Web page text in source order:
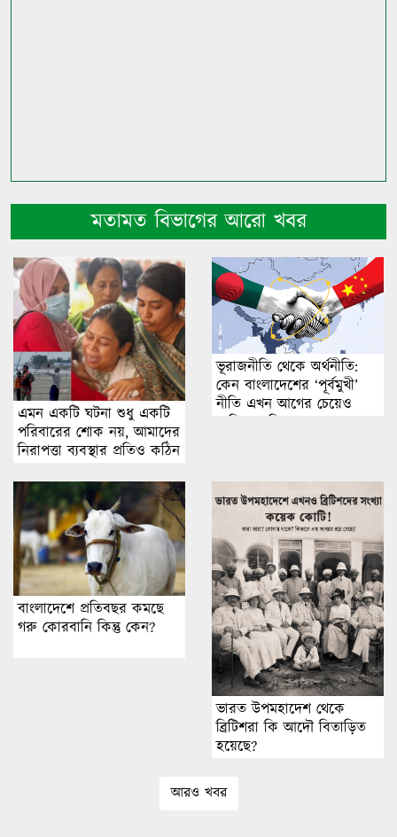
মতামত বিভাগের আরো খবর
এমন একটি ঘটনা শুধু একটি
পরিবারের শোক নয়, আমাদের
নিরাপত্তা ব্যবস্থার প্রতিও কঠিন
ভূরাজনীতি থেকে অর্থনীতি:
কেন বাংলাদেশের ‘পূর্বমুখী’
নীতি এখন আগের চেয়েও
বেশি জরুরি
বাংলাদেশে প্রতিবছর কমছে
গরু কোরবানি কিন্তু কেন?
ভারত উপমহাদেশ থেকে
ব্রিটিশরা কি আদৌ বিতাড়িত
হয়েছে?
আরও খবর